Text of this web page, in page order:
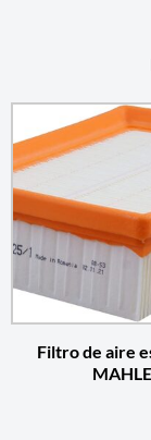
Filtro de aire
MAHLE